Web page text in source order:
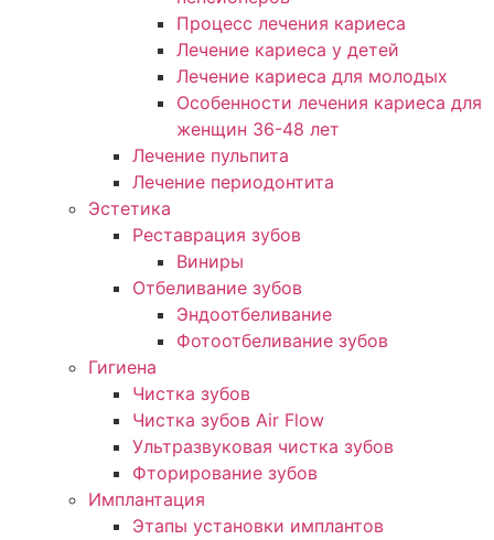
Процесс лечения кариеса
Лечение кариеса у детей
Лечение кариеса для молодых
Особенности лечения кариеса для
женщин 36-48 лет
Лечение пульпита
Лечение периодонтита
Эстетика
Реставрация зубов
Виниры
Отбеливание зубов
Эндоотбеливание
Фотоотбеливание зубов
Гигиена
Чистка зубов
Чистка зубов Air Flow
Ультразвуковая чистка зубов
Фторирование зубов
Имплантация
Этапы установки имплантов